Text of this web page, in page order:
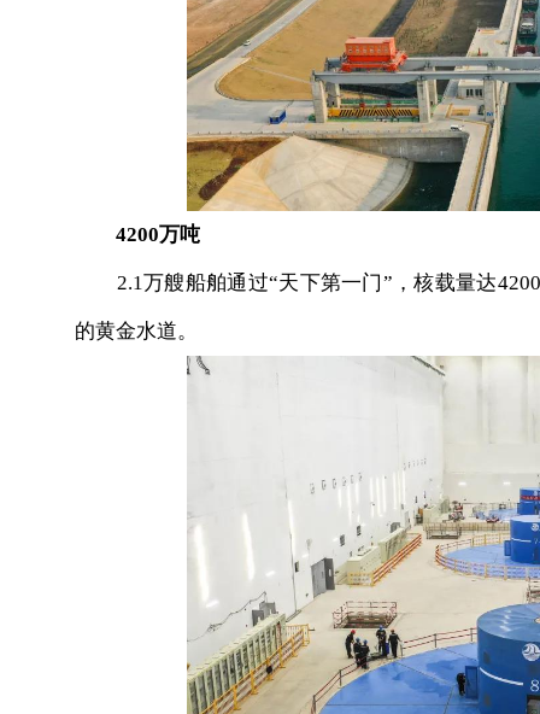
4200万吨
2.1万艘船舶通过“天下第一门”，核载量达
的黄金水道。